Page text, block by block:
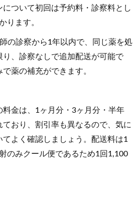
について初回は予約料・診察料とし
ります。
の診察から1年以内で、同じ薬を処
、診察なしで追加配送が可能で
薬の補充ができます。
料金は、1ヶ月分・3ヶ月分・半年
おり、割引率も異なるので、気に
てよく確認しましょう。配送料は1
のみクール便であるため1回1,100